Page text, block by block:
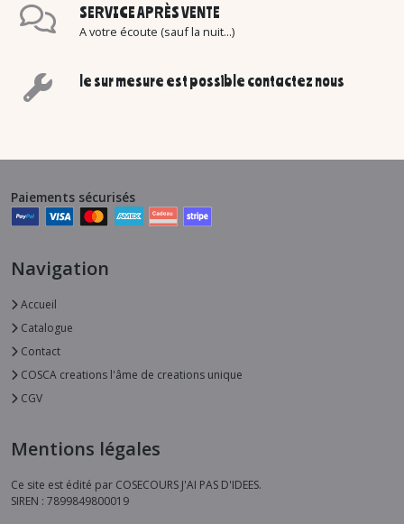
SERVICE APRÈS VENTE
A votre écoute (sauf la nuit...)
le sur mesure est possible contactez nous
Paiements sécurisés
Navigation
Accueil
Catalogue
Contact
COSCA creations l'âme de creations unique
CGV
Mentions légales
Ce site est édité par COSECOURS J'AI PAS D'IDEES.
SIREN : 7899849800019